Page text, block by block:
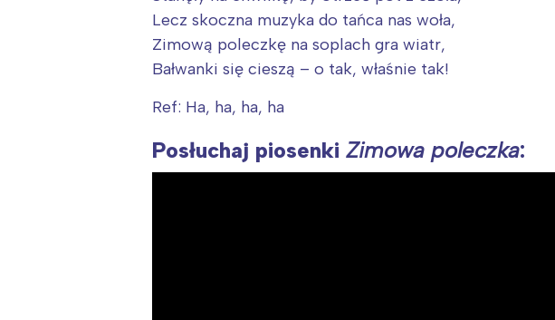
Lecz skoczna muzyka do tańca nas woła,
Zimową poleczkę na soplach gra wiatr,
Bałwanki się cieszą – o tak, właśnie tak!
Ref: Ha, ha, ha, ha
Posłuchaj piosenki Zimowa poleczka: